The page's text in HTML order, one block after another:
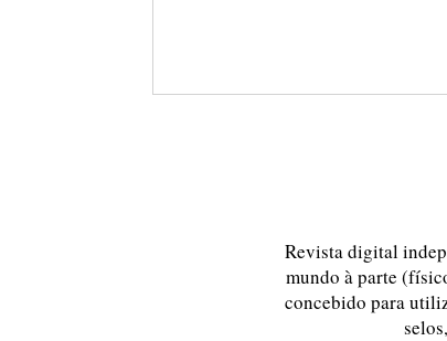
Revista digital
mundo à parte
concebido para